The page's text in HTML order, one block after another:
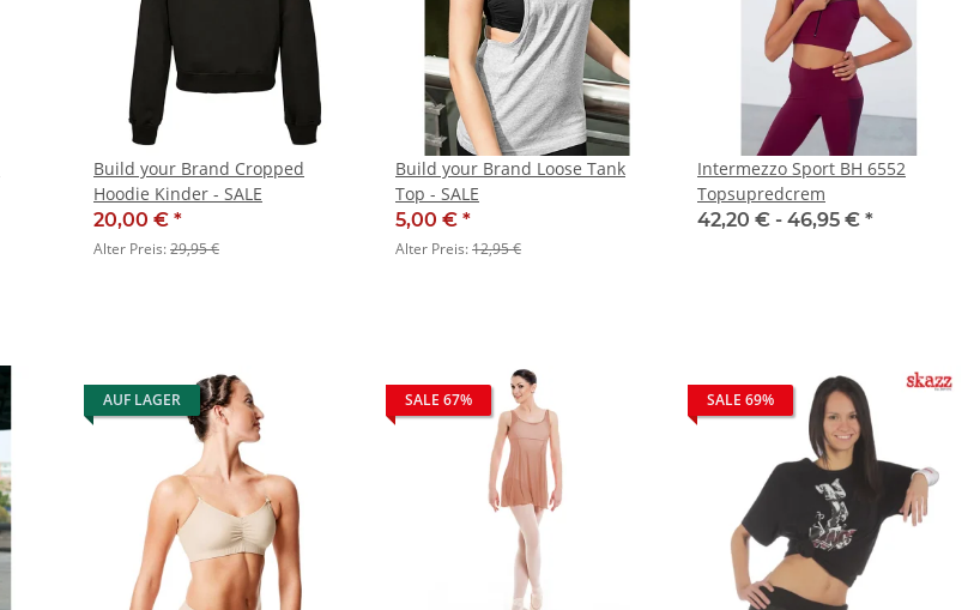
Build your Brand Cropped
Hoodie Kinder - SALE
20,00 € *
Alter Preis:29,95 €
Build your Brand Loose Tank
Top - SALE
5,00 € *
Alter Preis:12,95 €
Intermezzo Sport BH 6552
Topsupredcrem
42,20 € - 46,95 € *
AUF LAGER SALE 67% SALE 69%